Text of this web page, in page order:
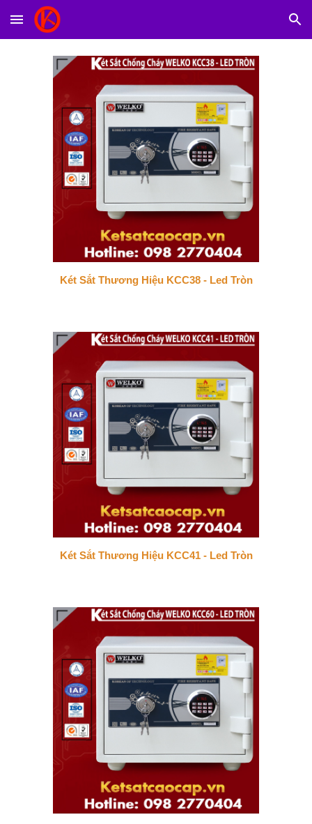
Skip to main content Skip to navigation
Két Sắt Thương Hiệu KCC38 - Led Tròn
Két Sắt Thương Hiệu KCC41 - Led Tròn